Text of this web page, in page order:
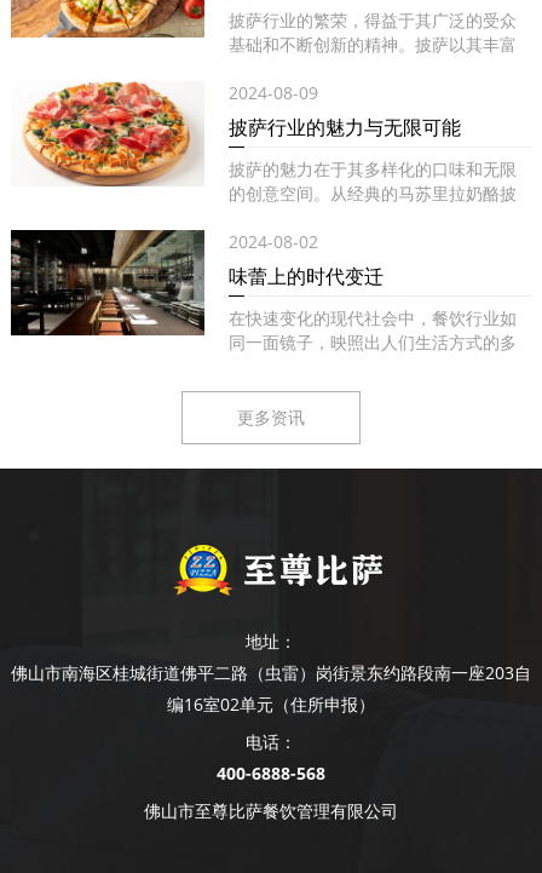
披萨行业的繁荣，得益于其广泛的受众
基础和不断创新的精神。披萨以其丰富
2024-08-09
披萨行业的魅力与无限可能
披萨的魅力在于其多样化的口味和无限
的创意空间。从经典的马苏里拉奶酪披
2024-08-02
味蕾上的时代变迁
在快速变化的现代社会中，餐饮行业如
同一面镜子，映照出人们生活方式的多
更多资讯
地址：
佛山市南海区桂城街道佛平二路（虫雷）岗街景东约路段南一座203自
编16室02单元（住所申报）
电话：
400-6888-568
佛山市至尊比萨餐饮管理有限公司